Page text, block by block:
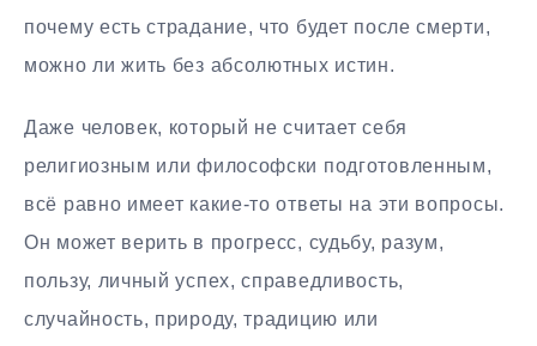
почему есть страдание, что будет после смерти,
можно ли жить без абсолютных истин.
Даже человек, который не считает себя
религиозным или философски подготовленным,
всё равно имеет какие-то ответы на эти вопросы.
Он может верить в прогресс, судьбу, разум,
пользу, личный успех, справедливость,
случайность, природу, традицию или